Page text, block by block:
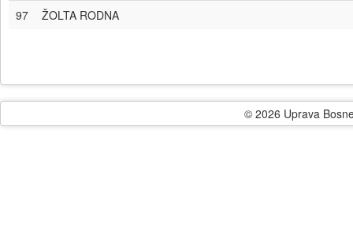
97
ŽOLTA RODNA
© 2026 Uprava